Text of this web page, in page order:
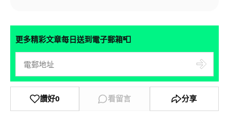
更多精彩文章每日送到電子郵箱📮
讚好0 看留言 分享